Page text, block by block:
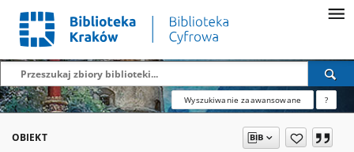
Wyszukiwanie zaawansowane ?
OBIEKT